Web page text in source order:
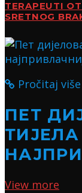
TERAPEUTI
SRETNOG
Pročitaj više
ПЕТ
View more